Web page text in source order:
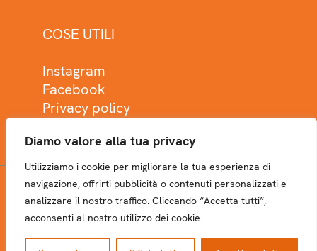
Diamo valore alla tua privacy
Utilizziamo i cookie per migliorare la tua esperienza di
navigazione, offrirti pubblicità o contenuti personalizzati e
analizzare il nostro traffico. Cliccando “Accetta tutti”,
acconsenti al nostro utilizzo dei cookie.
COSE UTILI
Instagram
Facebook
Privacy policy
NEWSLETTER